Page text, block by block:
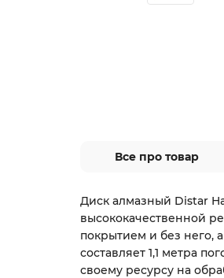
Все про товар
Диск алмазный Distar
высококачественной
покрытием и без него,
составляет 1,1 метра
своему ресурсу на